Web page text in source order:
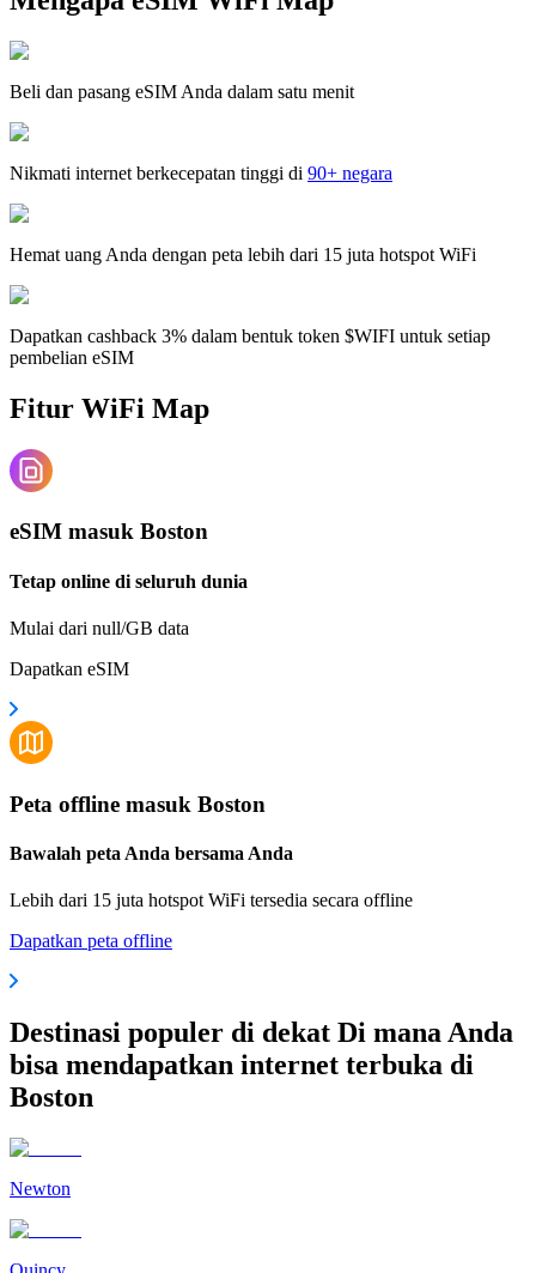
Beli dan pasang eSIM Anda dalam satu menit
Nikmati internet berkecepatan tinggi di 90+ negara
Hemat uang Anda dengan peta lebih dari 15 juta hotspot WiFi
Dapatkan cashback 3% dalam bentuk token $WIFI untuk setiap
pembelian eSIM
Fitur WiFi Map
eSIM masuk Boston
Tetap online di seluruh dunia
Mulai dari null/GB data
Dapatkan eSIM
Peta offline masuk Boston
Bawalah peta Anda bersama Anda
Lebih dari 15 juta hotspot WiFi tersedia secara offline
Dapatkan peta offline
Destinasi populer di dekat Di mana Anda
bisa mendapatkan internet terbuka di
Boston
Newton